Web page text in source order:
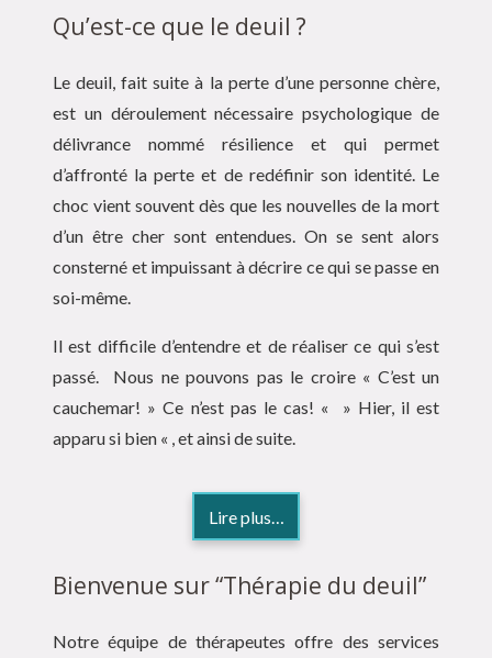
Qu’est-ce que le deuil ?
Le deuil, fait suite à la perte d’une personne chère,
est un déroulement nécessaire psychologique de
délivrance nommé résilience et qui permet
d’affronté la perte et de redéfinir son identité. Le
choc vient souvent dès que les nouvelles de la mort
d’un être cher sont entendues. On se sent alors
consterné et impuissant à décrire ce qui se passe en
soi-même.
Il est difficile d’entendre et de réaliser ce qui s’est
passé. Nous ne pouvons pas le croire « C’est un
cauchemar! » Ce n’est pas le cas! « » Hier, il est
apparu si bien « , et ainsi de suite.
Lire plus…
Bienvenue sur “Thérapie du deuil”
Notre équipe de thérapeutes offre des services